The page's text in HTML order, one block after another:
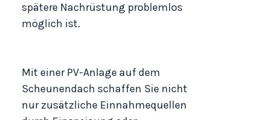
spätere Nachrüstung problemlos
möglich ist.
Mit einer PV-Anlage auf dem
Scheunendach schaffen Sie nicht
nur zusätzliche Einnahmequellen